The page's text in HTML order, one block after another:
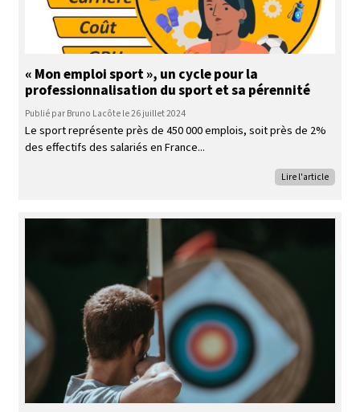
« Mon emploi sport », un cycle pour la
professionnalisation du sport et sa pérennité
Publié par Bruno Lacôte le 26 juillet 2024
Le sport représente près de 450 000 emplois, soit près de 2%
des effectifs des salariés en France
Lire l'article